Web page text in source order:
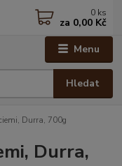
Menu
Hledat
0 ks
za 0,00 Kč
Durra, 700g
Durra,